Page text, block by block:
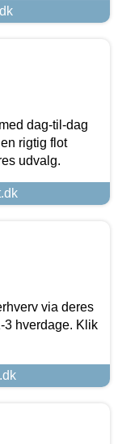
dag-til-dag
rigtig flot
udvalg.
via deres
3 hverdage. Klik